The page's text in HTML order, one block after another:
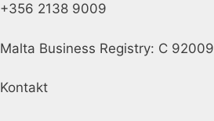
+356 2138 9009
Malta Business Registry: C 92009
Kontakt